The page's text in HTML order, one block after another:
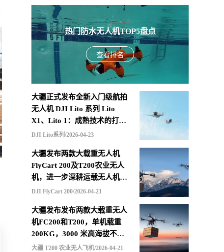
热门防水无人机TOP5盘点
查看排名
大疆正式发布全新入门级航拍
无人机 DJI Lito 系列 Lito
X1、Lito 1：成熟技术的打包
重组，更低价格的选择
DJI Lito系列/2026-04-23
大疆发布两款大载重无人机
FlyCart 200及T200农业无人
机，进一步深耕运载无人机市
场
DJI FlyCart 200/2026-04-21
大疆发布发布两款大载重无人
机FC200和T200，单机载重
200KG，3000 米高海拔不减
载，支持四机联吊最多600KG
大疆 T200 农业无人飞机/2026-04-21